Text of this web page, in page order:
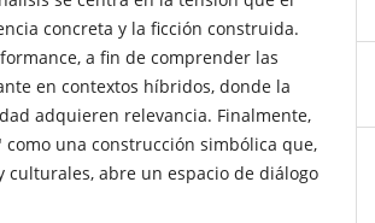
concreta y la ficción construida.
a fin de comprender las
en contextos híbridos, donde la
adquieren relevancia. Finalmente,
una construcción simbólica que,
culturales, abre un espacio de diálogo